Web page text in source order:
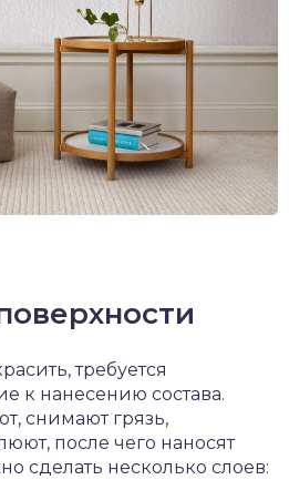
требуется
к нанесению состава.
снимают грязь,
после чего наносят
сделать несколько слоев: